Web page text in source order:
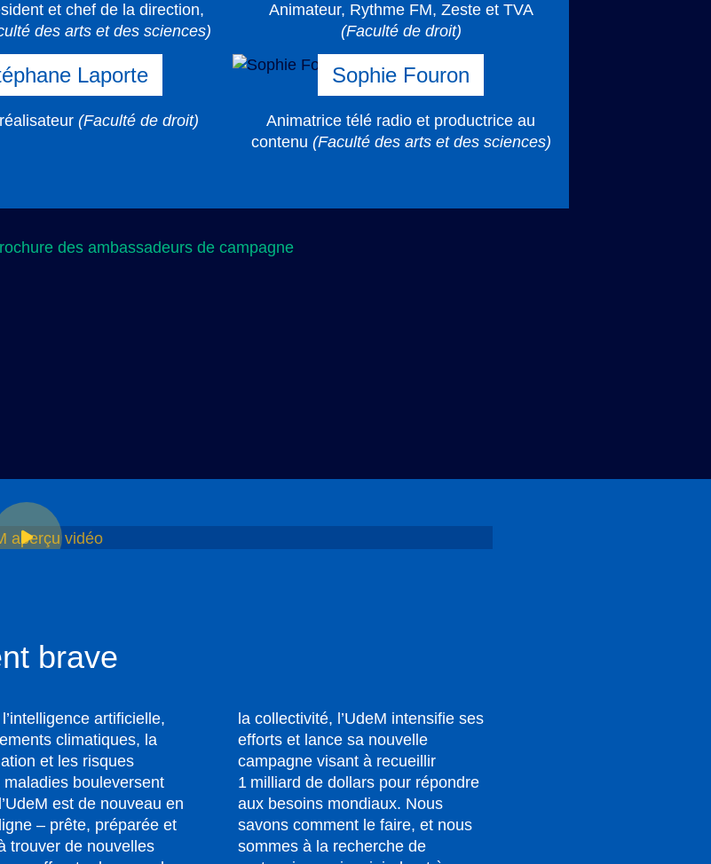
et chef de la direction,
des arts et des sciences)
Animateur, Rythme FM, Zeste et TVA
(Faculté de droit)
Laporte
(Faculté de droit)
Sophie Fouron
Animatrice télé radio et productrice au
contenu (Faculté des arts et des sciences)
des ambassadeurs de campagne
brave
artificielle,
climatiques, la
et les risques
bouleversent
est de nouveau en
– prête, préparée et
trouver de nouvelles
la collectivité, l’UdeM intensifie ses
efforts et lance sa nouvelle
campagne visant à recueillir
1 milliard de dollars pour répondre
aux besoins mondiaux. Nous
savons comment le faire, et nous
sommes à la recherche de